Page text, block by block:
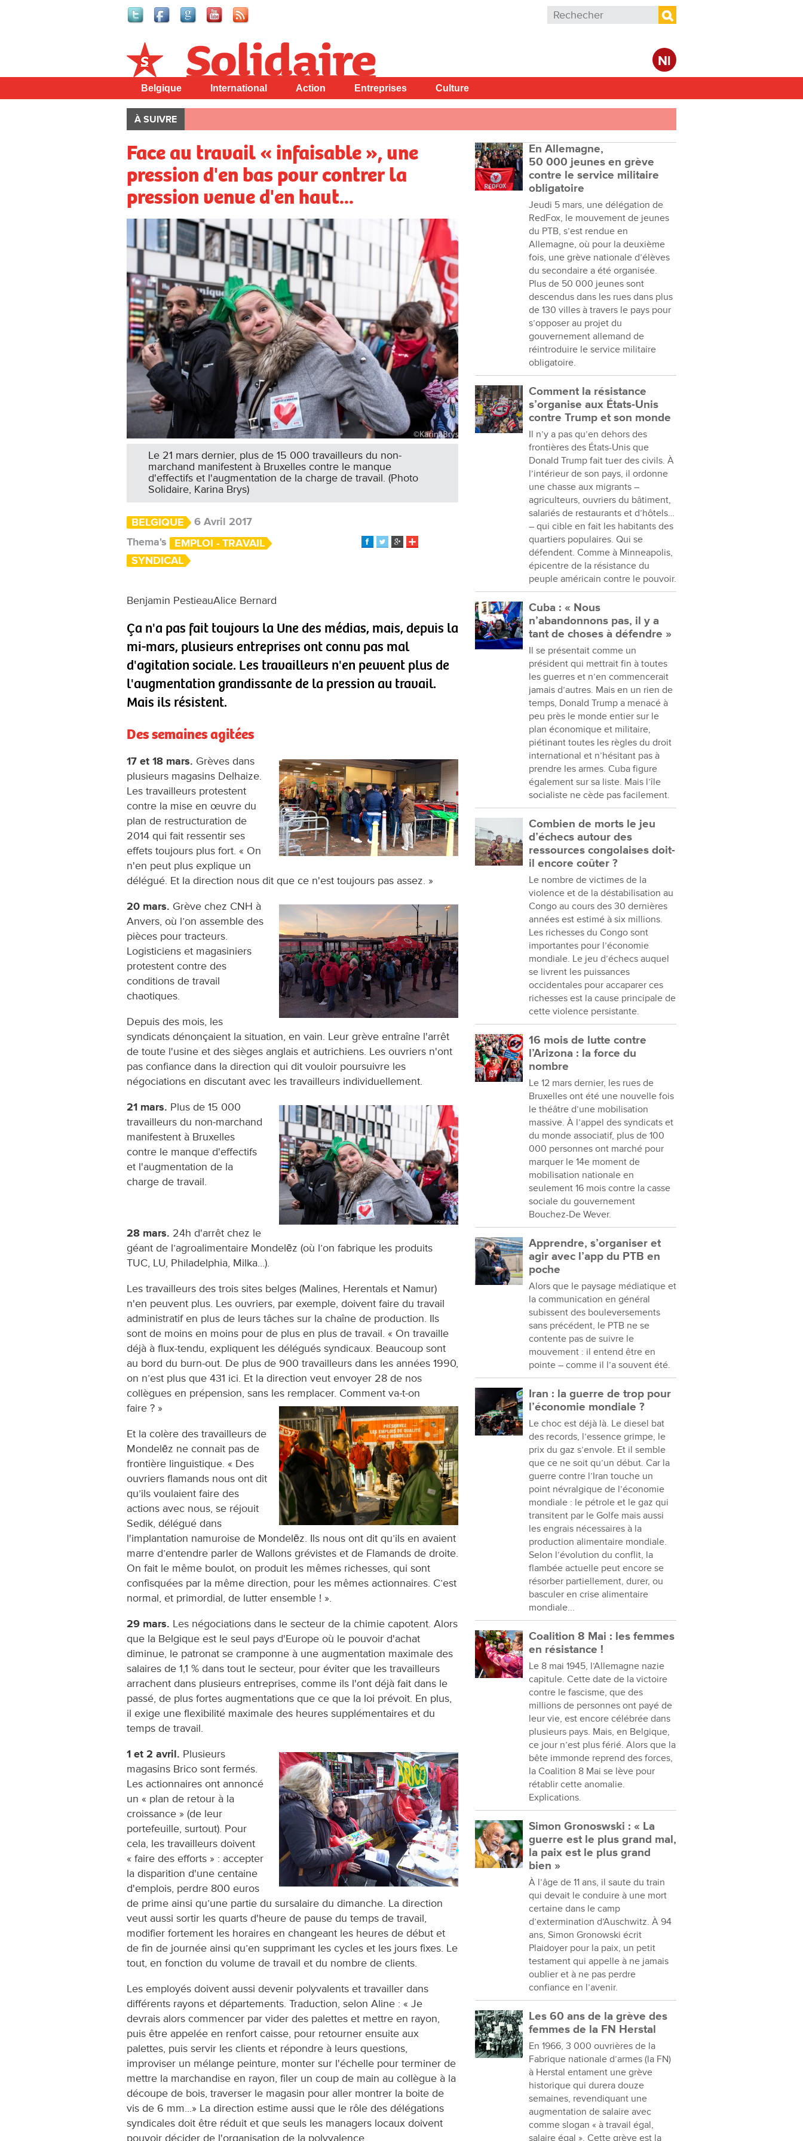
Formulaire de recherche
Rechercher
Nl
Solidaire
Belgique International Action Entreprises Culture
À SUIVRE
Face au travail « infaisable », une
pression d'en bas pour contrer la
pression venue d'en haut...
Le 21 mars dernier, plus de 15 000 travailleurs du non-
marchand manifestent à Bruxelles contre le manque
d'effectifs et l'augmentation de la charge de travail. (Photo
Solidaire, Karina Brys)
BELGIQUE
6 Avril 2017
Thema's
EMPLOI - TRAVAIL
SYNDICAL
Benjamin PestieauAlice Bernard
Ça n'a pas fait toujours la Une des médias, mais, depuis la
mi-mars, plusieurs entreprises ont connu pas mal
d'agitation sociale. Les travailleurs n'en peuvent plus de
l'augmentation grandissante de la pression au travail.
Mais ils résistent.
Des semaines agitées
17 et 18 mars. Grèves dans
plusieurs magasins Delhaize.
Les travailleurs protestent
contre la mise en œuvre du
plan de restructuration de
2014 qui fait ressentir ses
effets toujours plus fort. « On
n'en peut plus explique un
délégué. Et la direction nous dit que ce n'est toujours pas assez. »
20 mars. Grève chez CNH à
Anvers, où l’on assemble des
pièces pour tracteurs.
Logisticiens et magasiniers
protestent contre des
conditions de travail
chaotiques.
Depuis des mois, les
syndicats dénonçaient la situation, en vain. Leur grève entraîne l'arrêt
de toute l'usine et des sièges anglais et autrichiens. Les ouvriers n'ont
pas confiance dans la direction qui dit vouloir poursuivre les
négociations en discutant avec les travailleurs individuellement.
21 mars. Plus de 15 000
travailleurs du non-marchand
manifestent à Bruxelles
contre le manque d'effectifs
et l'augmentation de la
charge de travail.
28 mars. 24h d'arrêt chez le
géant de l’agroalimentaire Mondelēz (où l’on fabrique les produits
TUC, LU, Philadelphia, Milka…).
Les travailleurs des trois sites belges (Malines, Herentals et Namur)
n'en peuvent plus. Les ouvriers, par exemple, doivent faire du travail
administratif en plus de leurs tâches sur la chaîne de production. Ils
sont de moins en moins pour de plus en plus de travail. « On travaille
déjà à flux-tendu, expliquent les délégués syndicaux. Beaucoup sont
au bord du burn-out. De plus de 900 travailleurs dans les années 1990,
on n’est plus que 431 ici. Et la direction veut envoyer 28 de nos
collègues en prépension, sans les remplacer. Comment va-t-on
faire ? » ​
Et la colère des travailleurs de
Mondelēz ne connait pas de
frontière linguistique. « Des
ouvriers flamands nous ont dit
qu’ils voulaient faire des
actions avec nous, se réjouit
Sedik, délégué dans
l'implantation namuroise de Mondelēz. Ils nous ont dit qu’ils en avaient
marre d’entendre parler de Wallons grévistes et de Flamands de droite.
On fait le même boulot, on produit les mêmes richesses, qui sont
confisquées par la même direction, pour les mêmes actionnaires. C’est
normal, et primordial, de lutter ensemble ! ».
29 mars. Les négociations dans le secteur de la chimie capotent. Alors
que la Belgique est le seul pays d'Europe où le pouvoir d'achat
diminue, le patronat se cramponne à une augmentation maximale des
salaires de 1,1 % dans tout le secteur, pour éviter que les travailleurs
arrachent dans plusieurs entreprises, comme ils l'ont déjà fait dans le
passé, de plus fortes augmentations que ce que la loi prévoit. En plus,
il exige une flexibilité maximale des heures supplémentaires et du
temps de travail.
1 et 2 avril. Plusieurs
magasins Brico sont fermés.
Les actionnaires ont annoncé
un « plan de retour à la
croissance » (de leur
portefeuille, surtout). Pour
cela, les travailleurs doivent
« faire des efforts » : accepter
la disparition d'une centaine
d'emplois, perdre 800 euros
de prime ainsi qu’une partie du sursalaire du dimanche. La direction
veut aussi sortir les quarts d'heure de pause du temps de travail,
modifier fortement les horaires en changeant les heures de début et
de fin de journée ainsi qu’en supprimant les cycles et les jours fixes. Le
tout, en fonction du volume de travail et du nombre de clients.
Les employés doivent aussi devenir polyvalents et travailler dans
différents rayons et départements. Traduction, selon Aline : « Je
devrais alors commencer par vider des palettes et mettre en rayon,
puis être appelée en renfort caisse, pour retourner ensuite aux
palettes, puis servir les clients et répondre à leurs questions,
improviser un mélange peinture, monter sur l'échelle pour terminer de
mettre la marchandise en rayon, filer un coup de main au collègue à la
découpe de bois, traverser le magasin pour aller montrer la boite de
vis de 6 mm...» La direction estime aussi que le rôle des délégations
syndicales doit être réduit et que seuls les managers locaux doivent
pouvoir décider de l'organisation de la polyvalence.
En Allemagne,
50 000 jeunes en grève
contre le service militaire
obligatoire
Jeudi 5 mars, une délégation de
RedFox, le mouvement de jeunes
du PTB, s’est rendue en
Allemagne, où pour la deuxième
fois, une grève nationale d’élèves
du secondaire a été organisée.
Plus de 50 000 jeunes sont
descendus dans les rues dans plus
de 130 villes à travers le pays pour
s’opposer au projet du
gouvernement allemand de
réintroduire le service militaire
obligatoire.
Comment la résistance
s’organise aux États-Unis
contre Trump et son monde
Il n’y a pas qu’en dehors des
frontières des États-Unis que
Donald Trump fait tuer des civils. À
l’intérieur de son pays, il ordonne
une chasse aux migrants –
agriculteurs, ouvriers du bâtiment,
salariés de restaurants et d’hôtels…
– qui cible en fait les habitants des
quartiers populaires. Qui se
défendent. Comme à Minneapolis,
épicentre de la résistance du
peuple américain contre le pouvoir.
Cuba : « Nous
n’abandonnons pas, il y a
tant de choses à défendre »
Il se présentait comme un
président qui mettrait fin à toutes
les guerres et n’en commencerait
jamais d’autres. Mais en un rien de
temps, Donald Trump a menacé à
peu près le monde entier sur le
plan économique et militaire,
piétinant toutes les règles du droit
international et n’hésitant pas à
prendre les armes. Cuba figure
également sur sa liste. Mais l’île
socialiste ne cède pas facilement.
Combien de morts le jeu
d’échecs autour des
ressources congolaises doit-
il encore coûter ?
Le nombre de victimes de la
violence et de la déstabilisation au
Congo au cours des 30 dernières
années est estimé à six millions.
Les richesses du Congo sont
importantes pour l’économie
mondiale. Le jeu d’échecs auquel
se livrent les puissances
occidentales pour accaparer ces
richesses est la cause principale de
cette violence persistante.
16 mois de lutte contre
l’Arizona : la force du
nombre
Le 12 mars dernier, les rues de
Bruxelles ont été une nouvelle fois
le théâtre d’une mobilisation
massive. À l’appel des syndicats et
du monde associatif, plus de 100
000 personnes ont marché pour
marquer le 14e moment de
mobilisation nationale en
seulement 16 mois contre la casse
sociale du gouvernement
Bouchez-De Wever.
Apprendre, s’organiser et
agir avec l’app du PTB en
poche
Alors que le paysage médiatique et
la communication en général
subissent des bouleversements
sans précédent, le PTB ne se
contente pas de suivre le
mouvement : il entend être en
pointe – comme il l’a souvent été.
Iran : la guerre de trop pour
l’économie mondiale ?
Le choc est déjà là. Le diesel bat
des records, l’essence grimpe, le
prix du gaz s’envole. Et il semble
que ce ne soit qu’un début. Car la
guerre contre l’Iran touche un
point névralgique de l’économie
mondiale : le pétrole et le gaz qui
transitent par le Golfe mais aussi
les engrais nécessaires à la
production alimentaire mondiale.
Selon l’évolution du conflit, la
flambée actuelle peut encore se
résorber partiellement, durer, ou
basculer en crise alimentaire
mondiale...
Coalition 8 Mai : les femmes
en résistance !
Le 8 mai 1945, l’Allemagne nazie
capitule. Cette date de la victoire
contre le fascisme, que des
millions de personnes ont payé de
leur vie, est encore célébrée dans
plusieurs pays. Mais, en Belgique,
ce jour n’est plus férié. Alors que la
bête immonde reprend des forces,
la Coalition 8 Mai se lève pour
rétablir cette anomalie.
Explications.
Simon Gronoswski : « La
guerre est le plus grand mal,
la paix est le plus grand
bien »
À l’âge de 11 ans, il saute du train
qui devait le conduire à une mort
certaine dans le camp
d’extermination d’Auschwitz. À 94
ans, Simon Gronowski écrit
Plaidoyer pour la paix, un petit
testament qui appelle à ne jamais
oublier et à ne pas perdre
confiance en l’avenir.
Les 60 ans de la grève des
femmes de la FN Herstal
En 1966, 3 000 ouvrières de la
Fabrique nationale d’armes (la FN)
à Herstal entament une grève
historique qui durera douze
semaines, revendiquant une
augmentation de salaire avec
comme slogan « à travail égal,
salaire égal ». Cette grève est la